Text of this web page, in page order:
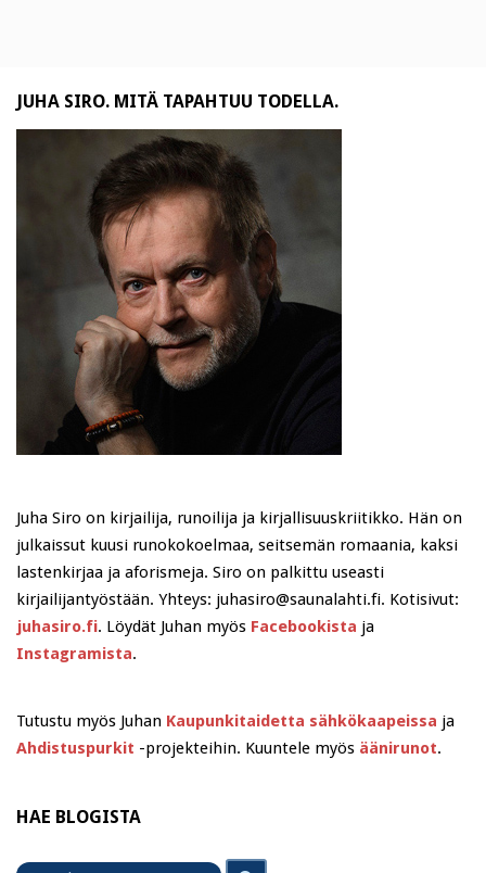
JUHA SIRO. MITÄ TAPAHTUU TODELLA.
Juha Siro on kirjailija, runoilija ja kirjallisuuskriitikko. Hän on
julkaissut kuusi runokokoelmaa, seitsemän romaania, kaksi
lastenkirjaa ja aforismeja. Siro on palkittu useasti
kirjailijantyöstään. Yhteys: juhasiro@saunalahti.fi. Kotisivut:
juhasiro.fi. Löydät Juhan myös Facebookista ja
Instagramista.
Tutustu myös Juhan Kaupunkitaidetta sähkökaapeissa ja
Ahdistuspurkit -projekteihin. Kuuntele myös äänirunot.
HAE BLOGISTA
Search